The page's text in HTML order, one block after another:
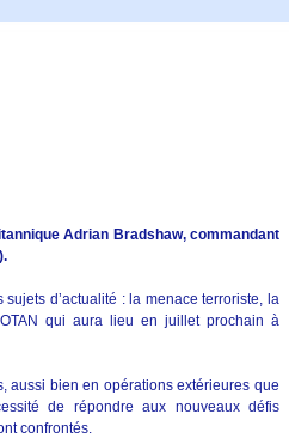
Adrian Bradshaw, commandant
d’actualité : la menace terroriste, la
qui aura lieu en juillet prochain à
aussi bien en opérations extérieures que
de répondre aux nouveaux défis
confrontés.